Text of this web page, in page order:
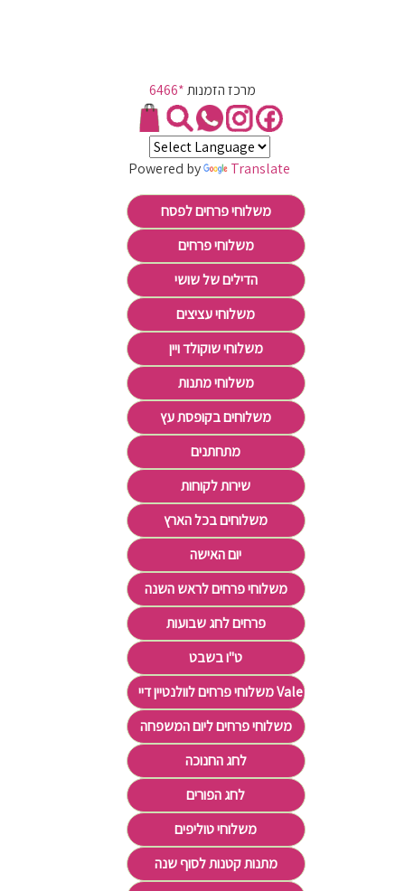
מרכז הזמנות*6466
Powered by Translate
משלוחי פרחים לפסח
משלוחי פרחים
הדילים של שושי
משלוחי עציצים
משלוחי שוקולד ויין
משלוחי מתנות
משלוחים בקופסת עץ
מתחתנים
שירות לקוחות
משלוחים בכל הארץ
יום האישה
משלוחי פרחים לראש השנה
פרחים לחג שבועות
ט"ו בשבט
משלוחי פרחים לוולנטיין דיי Valentine's Day
משלוחי פרחים ליום המשפחה
לחג החנוכה
לחג הפורים
משלוחי טוליפים
מתנות קטנות לסוף שנה